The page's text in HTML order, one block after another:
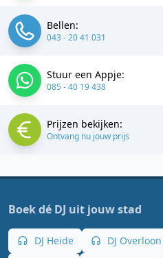
Bellen:
043 - 20 41 031
Stuur een Appje:
085 - 40 19 438
Prijzen bekijken:
Ontvang nu jouw prijs
Boek dé DJ uit jouw stad
DJ Heide DJ Overloon